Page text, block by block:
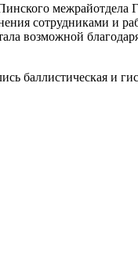
сотрудниками и
возможной
баллистическая и